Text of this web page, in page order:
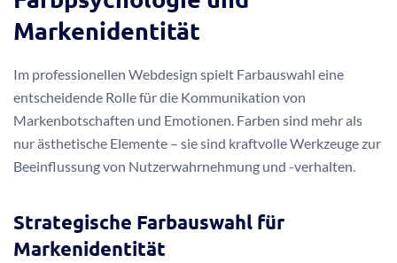
Markenidentität
Im professionellen Webdesign spielt Farbauswahl eine
entscheidende Rolle für die Kommunikation von
Markenbotschaften und Emotionen. Farben sind mehr als
nur ästhetische Elemente – sie sind kraftvolle Werkzeuge zur
Beeinflussung von Nutzerwahrnehmung und -verhalten.
Strategische Farbauswahl für
Markenidentität